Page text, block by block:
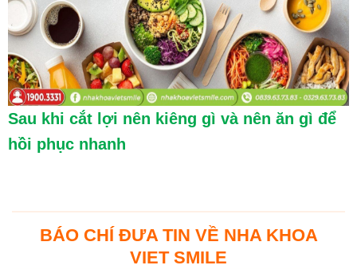
Sau khi cắt lợi nên kiêng gì và nên ăn gì để
hồi phục nhanh
BÁO CHÍ ĐƯA TIN VỀ NHA KHOA
VIET SMILE